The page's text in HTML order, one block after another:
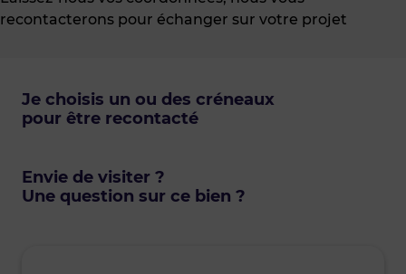
recontacterons pour échanger sur votre projet
Je choisis un ou des créneaux
pour être recontacté
Envie de visiter ?
Une question sur ce bien ?